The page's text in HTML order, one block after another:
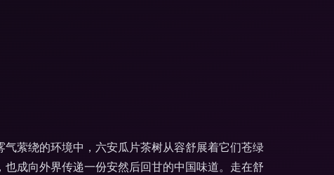
萦绕的环境中，六安瓜片茶树从容舒展着它们苍绿
成向外界传递一份安然后回甘的中国味道。走在舒